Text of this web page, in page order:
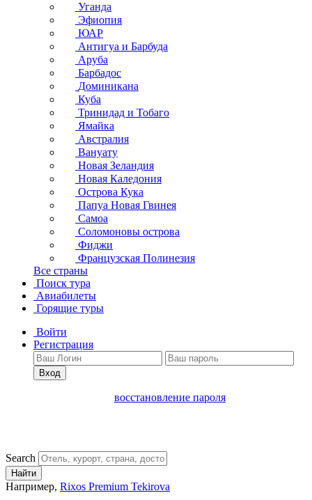
Уганда
Эфиопия
ЮАР
Антигуа и Барбуда
Аруба
Барбадос
Доминикана
Куба
Тринидад и Тобаго
Ямайка
Австралия
Вануату
Новая Зеландия
Новая Каледония
Острова Кука
Папуа Новая Гвинея
Самоа
Соломоновы острова
Фиджи
Французская Полинезия
Все страны
Поиск тура
Авиабилеты
Горящие туры
Войти
Регистрация
Вход
восстановление пароля
Search
Найти
Например, Rixos Premium Tekirova